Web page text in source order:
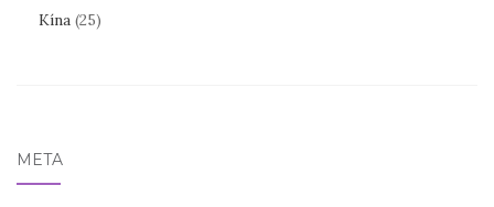
Kína (25)
META